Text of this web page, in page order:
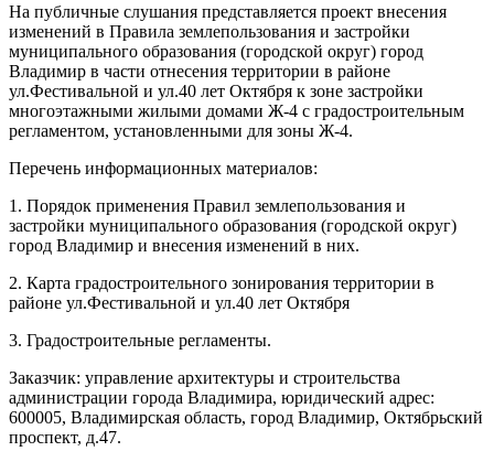
На публичные слушания представляется проект внесения
изменений в Правила землепользования и застройки
муниципального образования (городской округ) город
Владимир в части отнесения территории в районе
ул.Фестивальной и ул.40 лет Октября к зоне застройки
многоэтажными жилыми домами Ж-4 с градостроительным
регламентом, установленными для зоны Ж-4.
Перечень информационных материалов:
1. Порядок применения Правил землепользования и
застройки муниципального образования (городской округ)
город Владимир и внесения изменений в них.
2. Карта градостроительного зонирования территории в
районе ул.Фестивальной и ул.40 лет Октября
3. Градостроительные регламенты.
Заказчик: управление архитектуры и строительства
администрации города Владимира, юридический адрес:
600005, Владимирская область, город Владимир, Октябрьский
проспект, д.47.